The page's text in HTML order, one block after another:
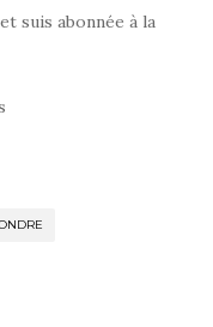
suis abonnée à la